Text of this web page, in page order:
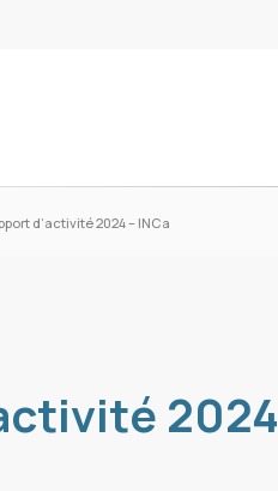
d’activité 2024 – INCa
2024